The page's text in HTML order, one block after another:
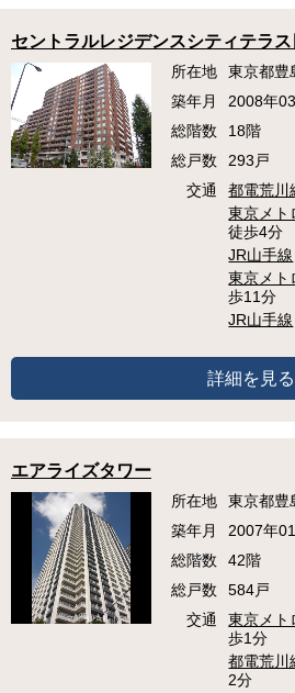
セントラルレジデンスシティテラ
所在地
東京都豊
築年月
2008年
総階数
18階
総戸数
293戸
交通
都電荒川
東京メト
徒歩4分
JR山手線
東京メト
歩11分
JR山手線
詳細を見る
エアライズタワー
所在地
東京都豊
築年月
2007年
総階数
42階
総戸数
584戸
交通
東京メト
歩1分
都電荒川
2分